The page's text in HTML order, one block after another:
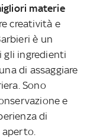
materie
creatività e
è un
ingredienti
di assaggiare
Sono
e
di